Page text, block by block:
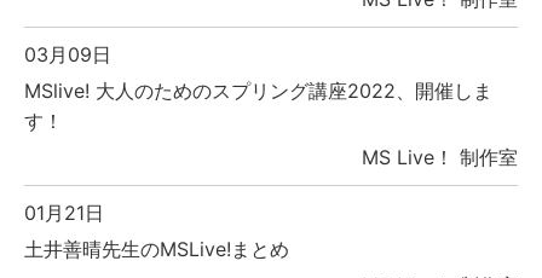
03月09日
MSlive! 大人のためのスプリング講座2022、開催しま
す！
MS Live！ 制作室
01月21日
土井善晴先生のMSLive!まとめ